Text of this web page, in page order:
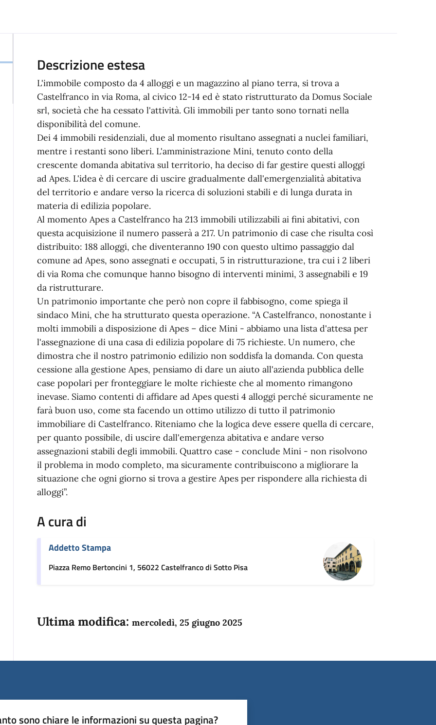
Descrizione estesa
L'immobile composto da 4 alloggi e un magazzino al piano terra, si trova a
Castelfranco in via Roma, al civico 12-14 ed è stato ristrutturato da Domus Sociale
srl, società che ha cessato l'attività. Gli immobili per tanto sono tornati nella
disponibilità del comune.
Dei 4 immobili residenziali, due al momento risultano assegnati a nuclei familiari,
mentre i restanti sono liberi. L'amministrazione Mini, tenuto conto della
crescente domanda abitativa sul territorio, ha deciso di far gestire questi alloggi
ad Apes. L'idea è di cercare di uscire gradualmente dall'emergenzialità abitativa
del territorio e andare verso la ricerca di soluzioni stabili e di lunga durata in
materia di edilizia popolare.
Al momento Apes a Castelfranco ha 213 immobili utilizzabili ai fini abitativi, con
questa acquisizione il numero passerà a 217. Un patrimonio di case che risulta così
distribuito: 188 alloggi, che diventeranno 190 con questo ultimo passaggio dal
comune ad Apes, sono assegnati e occupati, 5 in ristrutturazione, tra cui i 2 liberi
di via Roma che comunque hanno bisogno di interventi minimi, 3 assegnabili e 19
da ristrutturare.
Un patrimonio importante che però non copre il fabbisogno, come spiega il
sindaco Mini, che ha strutturato questa operazione. “A Castelfranco, nonostante i
molti immobili a disposizione di Apes – dice Mini - abbiamo una lista d'attesa per
l'assegnazione di una casa di edilizia popolare di 75 richieste. Un numero, che
dimostra che il nostro patrimonio edilizio non soddisfa la domanda. Con questa
cessione alla gestione Apes, pensiamo di dare un aiuto all'azienda pubblica delle
case popolari per fronteggiare le molte richieste che al momento rimangono
inevase. Siamo contenti di affidare ad Apes questi 4 alloggi perché sicuramente ne
farà buon uso, come sta facendo un ottimo utilizzo di tutto il patrimonio
immobiliare di Castelfranco. Riteniamo che la logica deve essere quella di cercare,
per quanto possibile, di uscire dall'emergenza abitativa e andare verso
assegnazioni stabili degli immobili. Quattro case - conclude Mini - non risolvono
il problema in modo completo, ma sicuramente contribuiscono a migliorare la
situazione che ogni giorno si trova a gestire Apes per rispondere alla richiesta di
alloggi”.
A cura di
Addetto Stampa
Piazza Remo Bertoncini 1, 56022 Castelfranco di Sotto Pisa
Ultima modifica: mercoledì, 25 giugno 2025
sono chiare le informazioni su questa pagina?